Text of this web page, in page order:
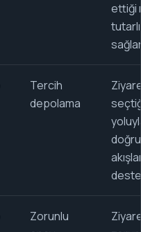
ettiği
Tercih
depolama
Zorunlu